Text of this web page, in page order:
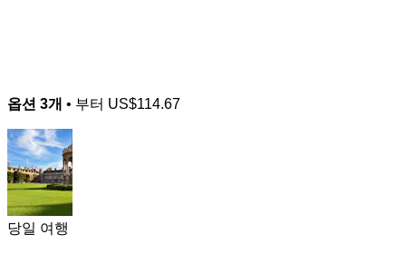
옵션 3개 • 부터 US$114.67
당일 여행